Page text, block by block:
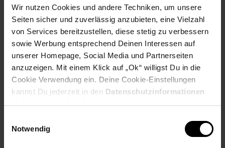
Wir nutzen Cookies und andere Techniken, um unsere
Seiten sicher und zuverlässig anzubieten, eine Vielzahl
von Services bereitzustellen, diese stetig zu verbessern
sowie Werbung entsprechend Deinen Interessen auf
unserer Homepage, Social Media und Partnerseiten
anzuzeigen. Mit einem Klick auf „Ok“ willigst Du in die
Cookie Verwendung ein. Deine Cookie-Einstellungen
kannst Du jederzeit in den Datenschutzinformationen
ändern bzw. widerrufen.
Notwendig
Payback Punkte Basis°Punkte:
Extra°Punkte:
Produktbeschreibung
Der Ei650 ist ein echter Musterschüler an Qualität und
bewährt. Alle Modelle sind VdS-zertifziert und tragen das Q-
Label für maximale Langlebigkeit und Schutz vor Fehlalarm.